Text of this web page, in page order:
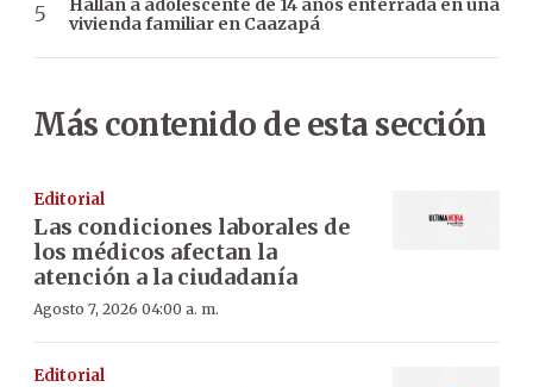
Hallan a adolescente de 14 años enterrada en una
vivienda familiar en Caazapá
Más contenido de esta sección
Editorial
Las condiciones laborales de
los médicos afectan la
atención a la ciudadanía
Agosto 7, 2026 04:00 a. m.
Editorial